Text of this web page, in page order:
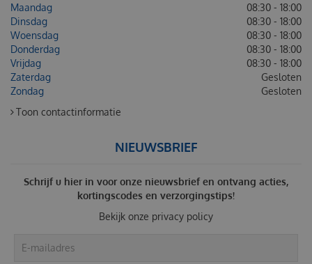
Maandag
08:30 - 18:00
Dinsdag
08:30 - 18:00
Woensdag
08:30 - 18:00
Donderdag
08:30 - 18:00
Vrijdag
08:30 - 18:00
Zaterdag
Gesloten
Zondag
Gesloten
Toon contactinformatie
NIEUWSBRIEF
Schrijf u hier in voor onze nieuwsbrief en ontvang acties,
kortingscodes en verzorgingstips!
Bekijk onze privacy policy